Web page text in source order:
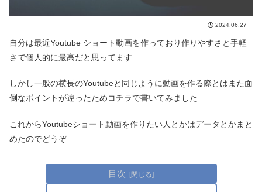
2024.06.27
自分は最近Youtube ショート動画を作っており作りやすさと手軽
さで個人的に最高だと思ってます
しかし一般の横長のYoutubeと同じように動画を作る際とはまた面
倒なポイントが違ったためコチラで書いてみました
これからYoutubeショート動画を作りたい人とかはデータとかまと
めたのでどうぞ
目次